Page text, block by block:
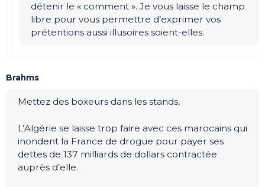
détenir le « comment ». Je vous laisse le champ
libre pour vous permettre d’exprimer vos
prétentions aussi illusoires soient-elles.
Brahms
Mettez des boxeurs dans les stands,
L’Algérie se laisse trop faire avec ces marocains qui
inondent la France de drogue pour payer ses
dettes de 137 milliards de dollars contractée
auprès d’elle.